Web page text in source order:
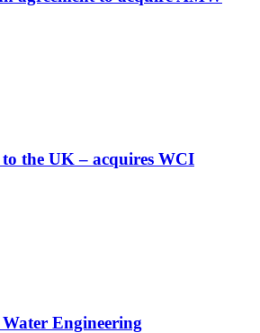
the UK – acquires WCI
Engineering